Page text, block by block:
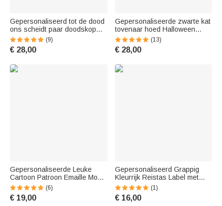
Gepersonaliseerd tot de dood
ons scheidt paar doodskop
gotische stijl fleece deken
Valentijnsdag cadeau voor
paar
(9)
€ 28,00
Gepersonaliseerde zwarte kat
tovenaar hoed Halloween
bezem naam ketting met
geboortesteen Happy
Halloween verjaardag Gift voor
(13)
€ 28,00
Gepersonaliseerde Leuke
Cartoon Patroon Emaille Mok
met Naam Verjaardagsfeest
Cadeau voor Kinderen
(6)
€ 19,00
Gepersonaliseerd Grappig
Kleurrijk Reistas Label met
Naam en Adres Verjaardag
Vakantie Cadeau voor
Reisliefhebbers
(1)
€ 16,00